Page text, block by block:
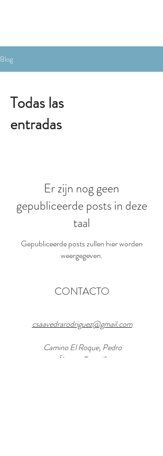
Blog
Todas las
entradas
Er zijn nog geen
gepubliceerde posts in deze
taal
Gepubliceerde posts zullen hier worden
weergegeven.
CONTACTO
csaavedrarodriguez@gmail.com
Camino El Roque, Pedro
Álvarez, Tenerife